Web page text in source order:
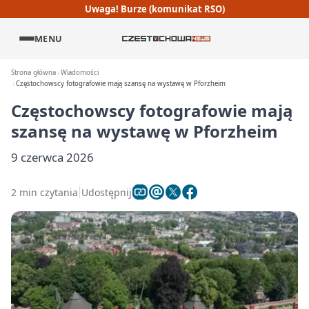
Uwaga! Burze (komunikat RSO)
MENU
Strona główna Wiadomości
Częstochowscy fotografowie mają szansę na wystawę w Pforzheim
Częstochowscy fotografowie mają
szansę na wystawę w Pforzheim
9 czerwca 2026
2 min czytania Udostępnij